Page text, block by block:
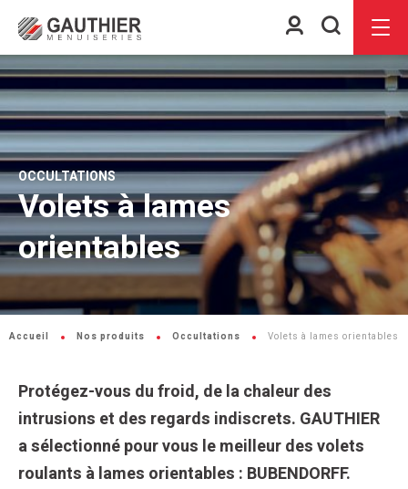
Espace
client
Menu
OCCULTATIONS
Volets à lames
orientables
Accueil Nos produits Occultations Volets à lames orientables
Protégez-vous du froid, de la chaleur des
intrusions et des regards indiscrets. GAUTHIER
a sélectionné pour vous le meilleur des volets
roulants à lames orientables : BUBENDORFF.